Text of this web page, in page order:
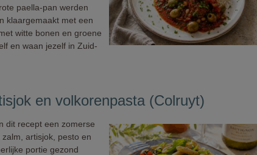
paella-pan werden
klaargemaakt met een
witte bonen en groene
en waan jezelf in Zuid-
en volkorenpasta (Colruyt)
dit recept een zomerse
artisjok, pesto en
portie gezond